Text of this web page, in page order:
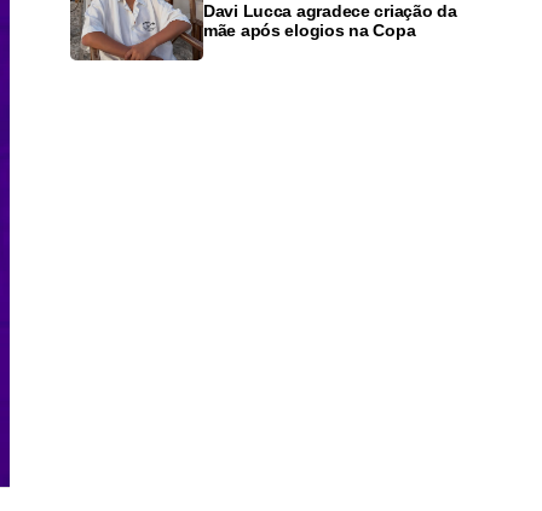
Davi Lucca agradece criação da
mãe após elogios na Copa